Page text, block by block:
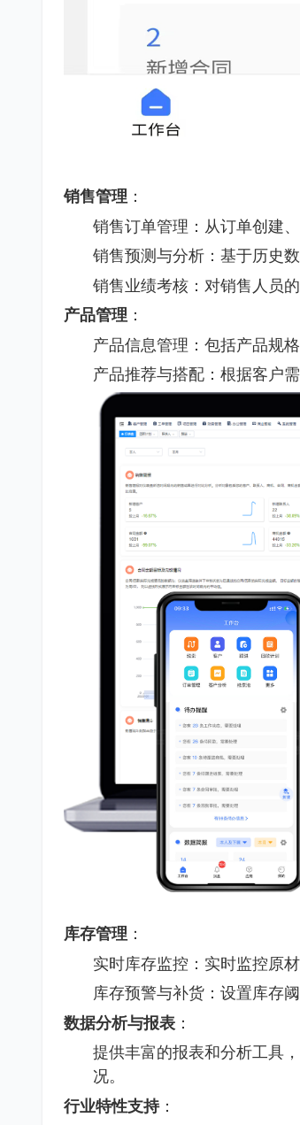
销售管理 ：
销售订单管理：从订单创建
销售预测与分析：基于历史
销售业绩考核：对销售人员
产品管理 ：
产品信息管理：包括产品规
产品推荐与搭配：根据客户
库存管理 ：
实时库存监控：实时监控原
库存预警与补货：设置库存
数据分析与报表 ：
提供丰富的报表和分析工具
况。
行业特性支持：